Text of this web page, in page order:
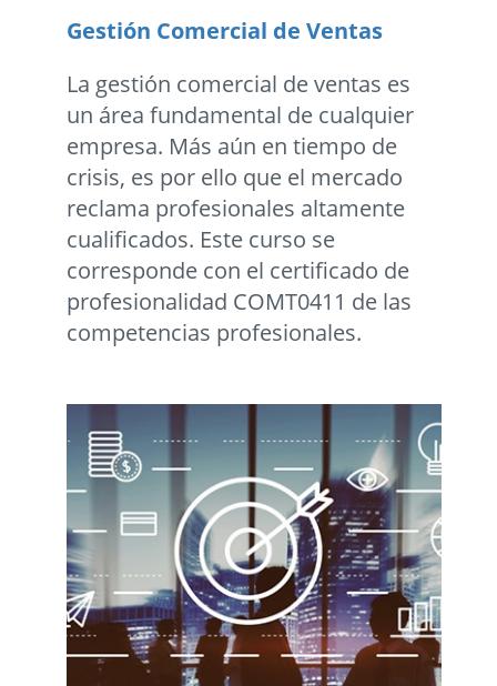
Gestión Comercial de Ventas
La gestión comercial de ventas es
un área fundamental de cualquier
empresa. Más aún en tiempo de
crisis, es por ello que el mercado
reclama profesionales altamente
cualificados. Este curso se
corresponde con el certificado de
profesionalidad COMT0411 de las
competencias profesionales.